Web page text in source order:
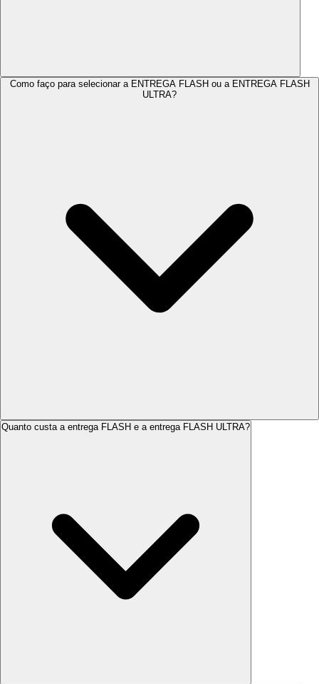
Como faço para selecionar a ENTREGA FLASH ou a ENTREGA FLASH
ULTRA?
Quanto custa a entrega FLASH e a entrega FLASH ULTRA?